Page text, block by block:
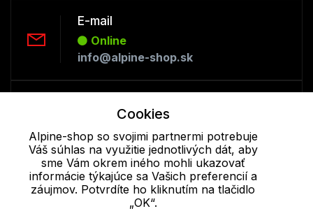
E-mail
Online
info@alpine-shop.sk
Offline
+421 277 270 053
Cookie - podrobné nastavenie| Ďalšie informácie|Spracovanie
osobných údajov
Cookies
Alpine-shop so svojimi partnermi potrebuje
Váš súhlas na využitie jednotlivých dát, aby
sme Vám okrem iného mohli ukazovať
informácie týkajúce sa Vašich preferencií a
záujmov. Potvrdíte ho kliknutím na tlačidlo
„OK“.